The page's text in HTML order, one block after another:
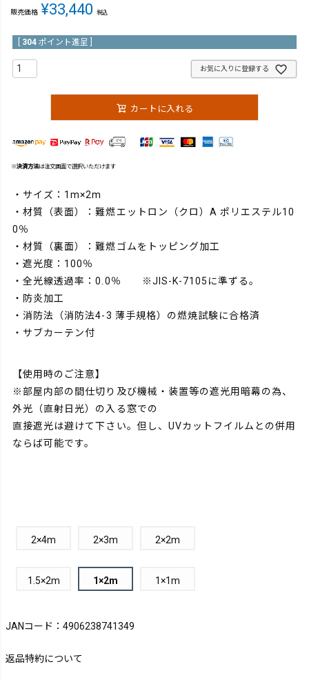
販売価格 ¥33,440 税込
304 ポイント進呈 ]
お気に入りに登録する
カートに入れる
※決済方法は注文画面で選択いただけます
・サイズ：1m×2m
・材質（表面）：難燃エットロン（クロ）A ポリエステル10
0％
・材質（裏面）：難燃ゴムをトッピング加工
・遮光度：100％
・全光線透過率：0.0％ ※JIS-K-7105に準ずる。
・防炎加工
・消防法（消防法4-3 薄手規格）の燃焼試験に合格済
・サブカーテン付
【使用時のご注意】
※部屋内部の間仕切り及び機械・装置等の遮光用暗幕の為、
外光（直射日光）の入る窓での
直接遮光は避けて下さい。但し、UVカットフイルムとの併用
ならば可能です。
2×4m 2×3m 2×2m
1.5×2m 1×2m 1×1m
JANコード：4906238741349
返品特約について